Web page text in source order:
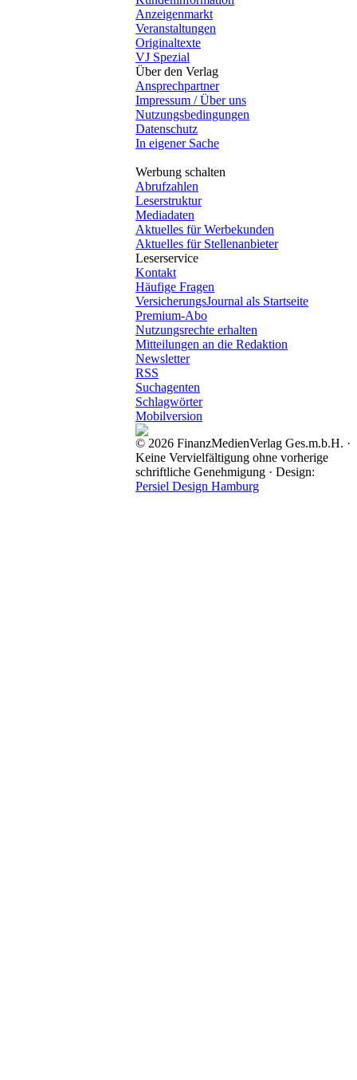
Anzeigenmarkt
Veranstaltungen
Originaltexte
VJ Spezial
Über den Verlag
Ansprechpartner
Impressum / Über uns
Nutzungsbedingungen
Datenschutz
In eigener Sache
Werbung schalten
Abrufzahlen
Leserstruktur
Mediadaten
Aktuelles für Werbekunden
Aktuelles für Stellenanbieter
Leserservice
Kontakt
Häufige Fragen
VersicherungsJournal als Startseite
Premium-Abo
Nutzungsrechte erhalten
Mitteilungen an die Redaktion
Newsletter
RSS
Suchagenten
Schlagwörter
Mobilversion
© 2026 FinanzMedienVerlag Ges.m.b.H. ·
Keine Vervielfältigung ohne vorherige
schriftliche Genehmigung · Design:
Persiel Design Hamburg